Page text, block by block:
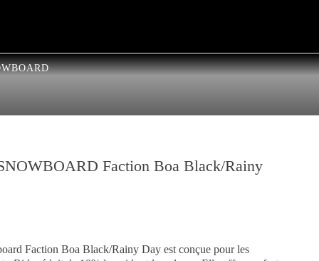
Faction Boa Black/Rainy
Faction Boa Black/Rainy Day est conçue pour les